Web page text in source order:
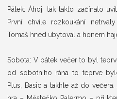
Pátek: Áhoj, tak takto začínalo
První chvíle rozkoukání
Tomáš hned ubytoval a honem
Sobota: V pátek večer to byl
od sobotního rána to teprve
Plus, Basic a takhle až do